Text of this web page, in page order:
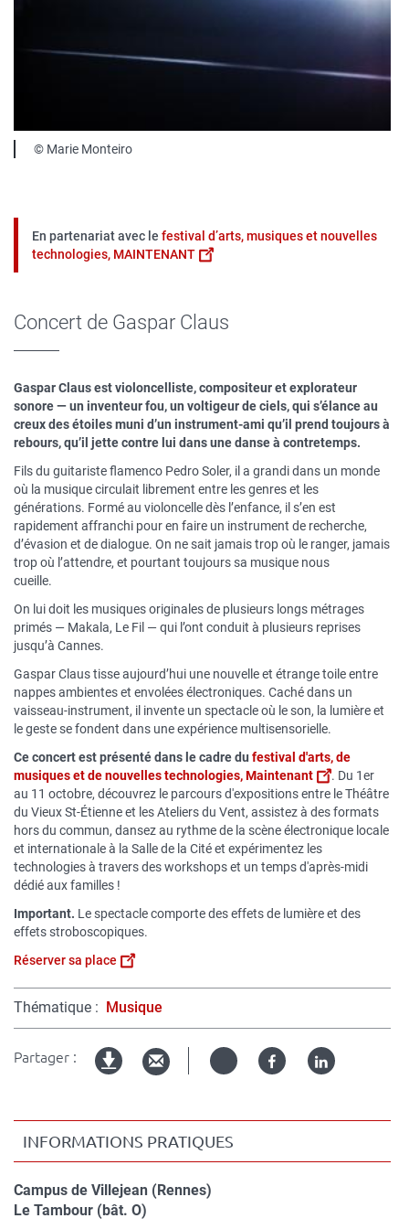
Légende
© Marie Monteiro
En partenariat avec le festival d’arts, musiques et nouvelles
technologies, MAINTENANT
Concert de Gaspar Claus
Gaspar Claus est violoncelliste, compositeur et explorateur
sonore — un inventeur fou, un voltigeur de ciels, qui s’élance au
creux des étoiles muni d’un instrument-ami qu’il prend toujours à
rebours, qu’il jette contre lui dans une danse à contretemps.
Fils du guitariste flamenco Pedro Soler, il a grandi dans un monde
où la musique circulait librement entre les genres et les
générations. Formé au violoncelle dès l’enfance, il s’en est
rapidement affranchi pour en faire un instrument de recherche,
d’évasion et de dialogue. On ne sait jamais trop où le ranger, jamais
trop où l’attendre, et pourtant toujours sa musique nous
cueille.
On lui doit les musiques originales de plusieurs longs métrages
primés — Makala, Le Fil — qui l’ont conduit à plusieurs reprises
jusqu’à Cannes.
Gaspar Claus tisse aujourd’hui une nouvelle et étrange toile entre
nappes ambientes et envolées électroniques. Caché dans un
vaisseau-instrument, il invente un spectacle où le son, la lumière et
le geste se fondent dans une expérience multisensorielle.
Ce concert est présenté dans le cadre du festival d'arts, de
musiques et de nouvelles technologies, Maintenant
. Du 1er
au 11 octobre, découvrez le parcours d'expositions entre le Théâtre
du Vieux St-Étienne et les Ateliers du Vent, assistez à des formats
hors du commun, dansez au rythme de la scène électronique locale
et internationale à la Salle de la Cité et expérimentez les
technologies à travers des workshops et un temps d'après-midi
dédié aux familles !
Important. Le spectacle comporte des effets de lumière et des
effets stroboscopiques.
Réserver sa place
Thématique Musique
Partager : Twitter FacebookLinked
INFORMATIONS PRATIQUES
Campus de Villejean (Rennes)
Compléments
Le Tambour (bât. O)